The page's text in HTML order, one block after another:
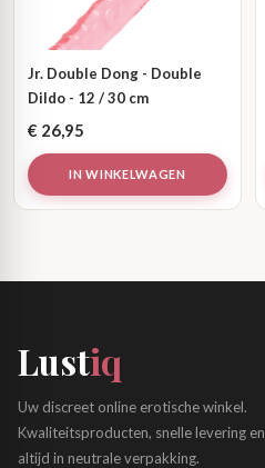
Jr. Double Dong - Double
Dildo - 12 / 30 cm
€ 26,95
IN WINKELWAGEN
Lustiq
Uw discreet online erotische winkel.
Kwaliteitsproducten, snelle levering en
altijd in neutrale verpakking.